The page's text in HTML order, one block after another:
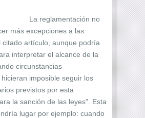
no
más excepciones a las
citado artículo, aunque podría
interpretar el alcance de la
circunstancias
imposible seguir los
previstos por esta
la sanción de las leyes". Esta
lugar por ejemplo: cuando